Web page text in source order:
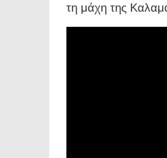
τη μάχη της